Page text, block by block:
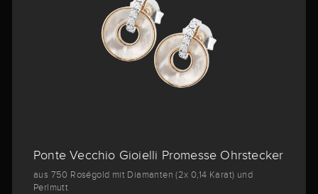
Ponte Vecchio Gioielli Promesse Ohrstecker
aus 750 Roségold mit Diamanten (2x 0,14 Karat) und
Perlmutt